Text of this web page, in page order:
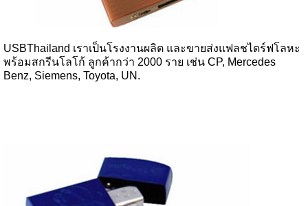
USBThailand เราเป็นโรงงานผลิต และขายส่งแฟลชไดร์ฟโลหะ
พร้อมสกรีนโลโก้ ลูกค้ากว่า 2000 ราย เช่น CP, Mercedes
Benz, Siemens, Toyota, UN.